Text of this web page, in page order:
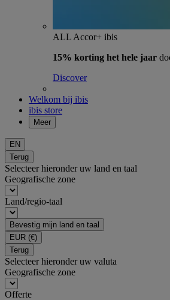
ALL Accor+ ibis
15% korting het hele jaar
Discover
Welkom bij ibis
ibis store
Meer
EN
Terug
Selecteer hieronder uw land en taal
Geografische zone
Land/regio-taal
Bevestig mijn land en taal
EUR (€)
Terug
Selecteer hieronder uw valuta
Geografische zone
Offerte